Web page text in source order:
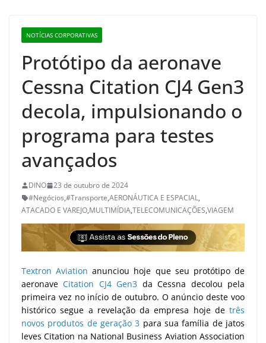
NOTÍCIAS CORPORATIVAS
Protótipo da aeronave
Cessna Citation CJ4 Gen3
decola, impulsionando o
programa para testes
avançados
DINO
23 de outubro de 2024
#Negócios,#Transporte,AERONÁUTICA E ESPACIAL,
ATACADO E VAREJO,MULTIMÍDIA,TELECOMUNICAÇÕES,VIAGEM
Textron Aviation anunciou hoje que seu protótipo de
aeronaveCitation CJ4 Gen3 da Cessna decolou pela
primeira vez no início de outubro. O anúncio deste voo
histórico segue a revelação da empresa hoje de três
novos produtos de geração 3 para sua família de jatos
leves Citation na National Business Aviation Association